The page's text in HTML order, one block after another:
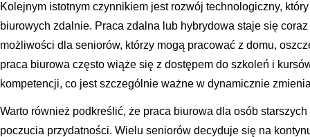
Kolejnym istotnym czynnikiem jest rozwój technologiczny,
biurowych zdalnie. Praca zdalna lub hybrydowa staje się
możliwości dla seniorów, którzy mogą pracować z domu,
praca biurowa często wiąże się z dostępem do szkoleń i
kompetencji, co jest szczególnie ważne w dynamicznie
Warto również podkreślić, że praca biurowa dla osób
poczucia przydatności. Wielu seniorów decyduje się na